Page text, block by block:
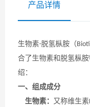
产品详情
生物素-脱氢枞胺（
合了生物素和脱氢枞
绍：
一、组成成分
生物素：
又称维生素